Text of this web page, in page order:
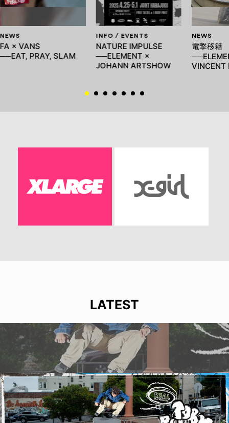
NEWS
FA × VANS
──EAT, PRAY, SLAM
INFO / EVENTS
NATURE IMPULSE
──ELEMENT ×
JOHANN ARTSHOW
NEWS
電撃移籍
VINCENT
LATEST